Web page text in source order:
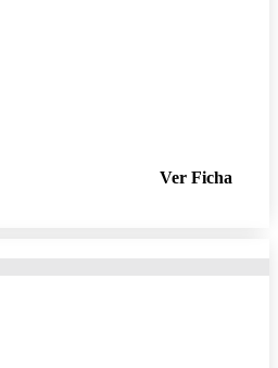
Ver Ficha